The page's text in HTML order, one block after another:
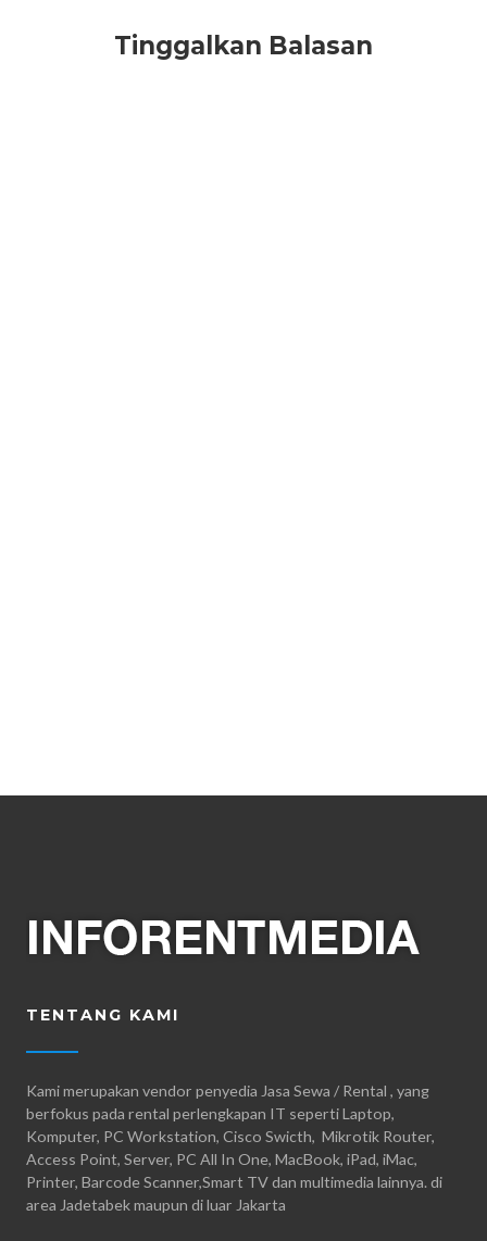
Tinggalkan Balasan
TENTANG KAMI
Kami merupakan vendor penyedia Jasa Sewa / Rental , yang
berfokus pada rental perlengkapan IT seperti Laptop,
Komputer, PC Workstation, Cisco Swicth, Mikrotik Router,
Access Point, Server, PC All In One, MacBook, iPad, iMac,
Printer, Barcode Scanner,Smart TV dan multimedia lainnya. di
area Jadetabek maupun di luar Jakarta